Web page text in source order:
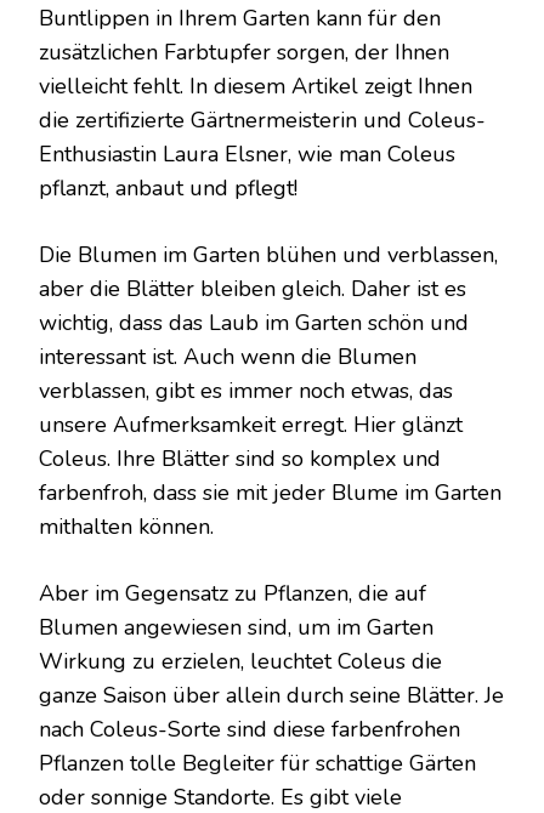
Buntlippen in Ihrem Garten kann für den
zusätzlichen Farbtupfer sorgen, der Ihnen
vielleicht fehlt. In diesem Artikel zeigt Ihnen
die zertifizierte Gärtnermeisterin und Coleus-
Enthusiastin Laura Elsner, wie man Coleus
pflanzt, anbaut und pflegt!
Die Blumen im Garten blühen und verblassen,
aber die Blätter bleiben gleich. Daher ist es
wichtig, dass das Laub im Garten schön und
interessant ist. Auch wenn die Blumen
verblassen, gibt es immer noch etwas, das
unsere Aufmerksamkeit erregt. Hier glänzt
Coleus. Ihre Blätter sind so komplex und
farbenfroh, dass sie mit jeder Blume im Garten
mithalten können.
Aber im Gegensatz zu Pflanzen, die auf
Blumen angewiesen sind, um im Garten
Wirkung zu erzielen, leuchtet Coleus die
ganze Saison über allein durch seine Blätter. Je
nach Coleus-Sorte sind diese farbenfrohen
Pflanzen tolle Begleiter für schattige Gärten
oder sonnige Standorte. Es gibt viele